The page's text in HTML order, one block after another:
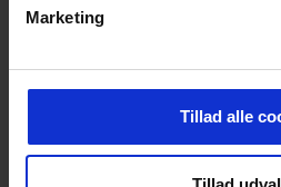
Marketing
Tillad alle
En nem og økonomisk
udskridning.
lave en stærk kantsikring